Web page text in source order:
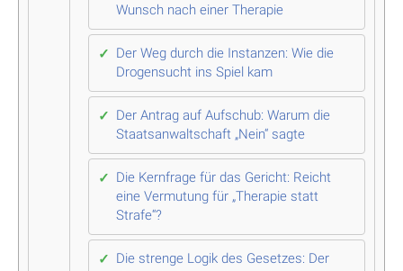
Wunsch nach einer Therapie
Der Weg durch die Instanzen: Wie die
Drogensucht ins Spiel kam
Der Antrag auf Aufschub: Warum die
Staatsanwaltschaft „Nein“ sagte
Die Kernfrage für das Gericht: Reicht
eine Vermutung für „Therapie statt
Strafe“?
Die strenge Logik des Gesetzes: Der